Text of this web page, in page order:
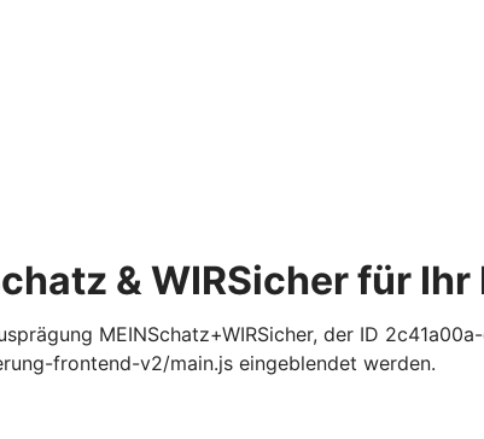
& WIRSicher für Ihr
MEINSchatz+WIRSicher, der ID
frontend-v2/main.js eingeblendet werden.